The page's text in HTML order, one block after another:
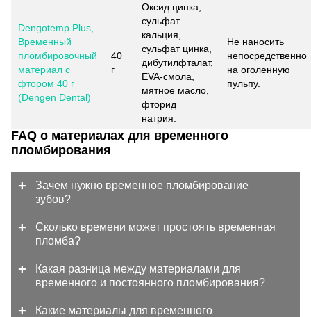
Dengotemp Plus,
Временный
пломбировочный
материал с
фтором 40 г
(Dengen Dental)
40
г
Оксид цинка,
сульфат
кальция,
сульфат цинка,
дибутилфталат,
EVA-смола,
мятное масло,
фторид
натрия.
Не наносить
непосредственно
на оголенную
пульпу.
FAQ о материалах для временного
пломбирования
Зачем нужно временное пломбирование
зубов?
Сколько времени может простоять временная
пломба?
Какая разница между материалами для
временного и постоянного пломбирования?
Какие материалы для временного